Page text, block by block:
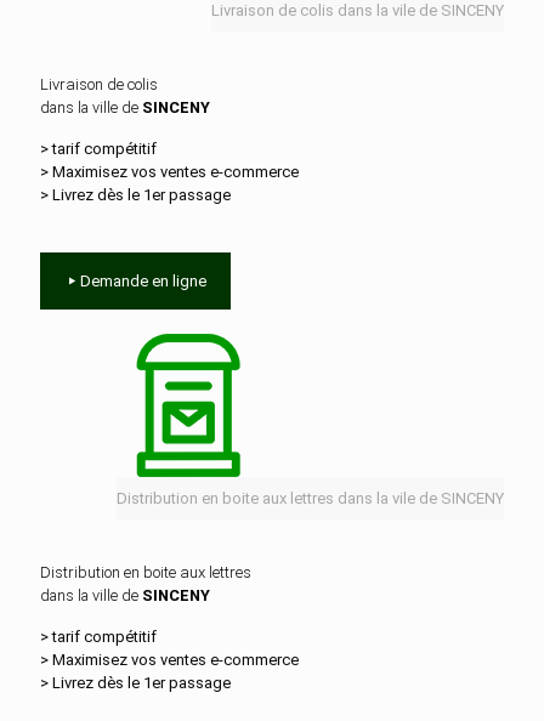
Livraison de colis dans la vile de SINCENY
Livraison de colis
dans la ville de SINCENY
> tarif compétitif
> Maximisez vos ventes e‑commerce
> Livrez dès le 1er passage
Demande en ligne
Distribution en boite aux lettres dans la vile de SINCENY
Distribution en boite aux lettres
dans la ville de SINCENY
> tarif compétitif
> Maximisez vos ventes e‑commerce
> Livrez dès le 1er passage